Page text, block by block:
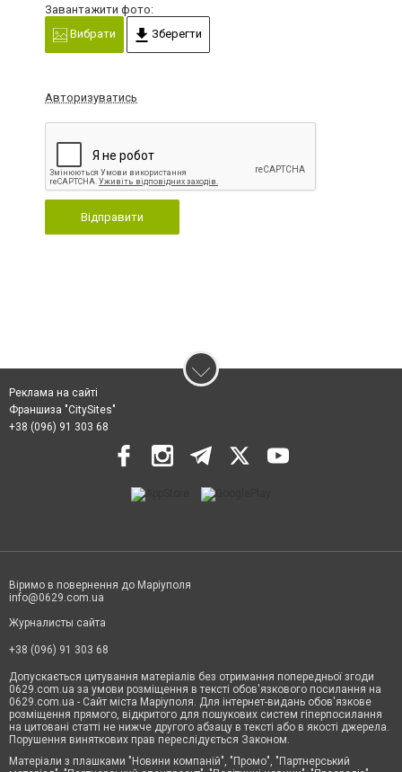
Завантажити фото:
Вибрати
Зберегти
Авторизуватись
Відправити
Реклама на сайті
Франшиза "CitySites"
+38 (096) 91 303 68
Віримо в повернення до Маріуполя
info@0629.com.ua
Журналисты сайта
+38 (096) 91 303 68
Допускається цитування матеріалів без отримання попередньої згоди
0629.com.ua за умови розміщення в тексті обов'язкового посилання на
0629.com.ua - Сайт міста Маріуполя. Для інтернет-видань обов'язкове
розміщення прямого, відкритого для пошукових систем гіперпосилання
на цитовані статті не нижче другого абзацу в тексті або в якості джерела.
Порушення виняткових прав переслідується Законом.
Матеріали з плашками "Новини компаній", "Промо", "Партнерський